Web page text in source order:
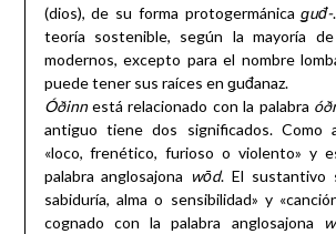
(dios), de su forma protogermánicaǥuđ-
teoría sostenible, según la mayoría de
modernos, excepto para el nombre
puede tener sus raíces en ǥuđanaz.
Óðinnestá relacionado con la palabra
antiguo tiene dos significados. Como
«loco, frenético, furioso o violento» y
palabra anglosajona wōd. El sustantivo
sabiduría, alma o sensibilidad» y
cognado con la palabra anglosajona